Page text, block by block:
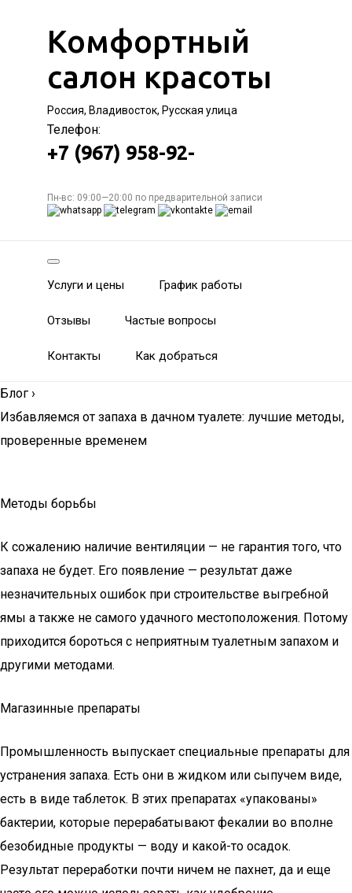
Комфортный
салон красоты
Россия, Владивосток, Русская улица
Телефон:
+7 (967) 958-92-
Пн-вс: 09:00—20:00 по предварительной записи
Услуги и цены График работы
Отзывы Частые вопросы
Контакты Как добраться
Блог ›
Избавляемся от запаха в дачном туалете: лучшие методы,
проверенные временем
Методы борьбы
К сожалению наличие вентиляции — не гарантия того, что
запаха не будет. Его появление — результат даже
незначительных ошибок при строительстве выгребной
ямы а также не самого удачного местоположения. Потому
приходится бороться с неприятным туалетным запахом и
другими методами.
Магазинные препараты
Промышленность выпускает специальные препараты для
устранения запаха. Есть они в жидком или сыпучем виде,
есть в виде таблеток. В этих препаратах «упакованы»
бактерии, которые перерабатывают фекалии во вполне
безобидные продукты — воду и какой-то осадок.
Результат переработки почти ничем не пахнет, да и еще